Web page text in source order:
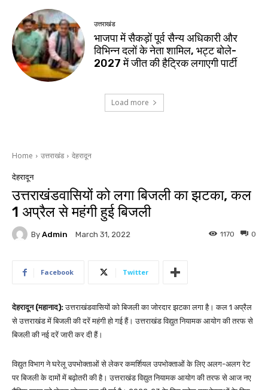
उत्तराखंड
भाजपा में सैकड़ों पूर्व सैन्य अधिकारी और
विभिन्न दलों के नेता शामिल, भट्ट बोले-
2027 में जीत की हैट्रिक लगाएगी पार्टी
Load more